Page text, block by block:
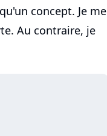
concept. Je me
Au contraire, je